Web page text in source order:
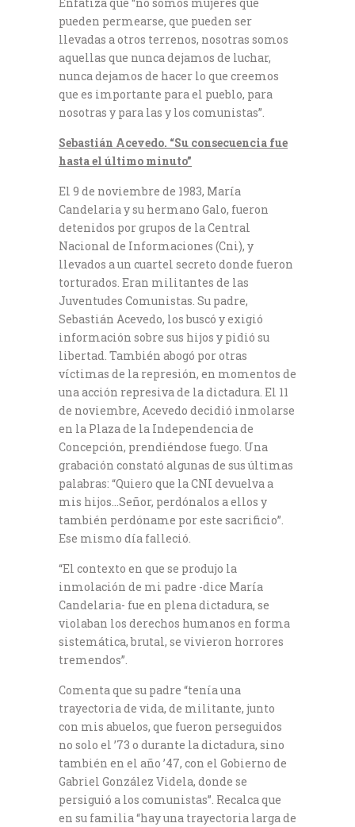
pueden permearse, que pueden ser
llevadas a otros terrenos, nosotras somos
aquellas que nunca dejamos de luchar,
nunca dejamos de hacer lo que creemos
que es importante para el pueblo, para
nosotras y para las y los comunistas”.
Sebastián Acevedo. “Su consecuencia fue
hasta el último minuto”
El 9 de noviembre de 1983, María
Candelaria y su hermano Galo, fueron
detenidos por grupos de la Central
Nacional de Informaciones (Cni), y
llevados a un cuartel secreto donde fueron
torturados. Eran militantes de las
Juventudes Comunistas. Su padre,
Sebastián Acevedo, los buscó y exigió
información sobre sus hijos y pidió su
libertad. También abogó por otras
víctimas de la represión, en momentos de
una acción represiva de la dictadura. El 11
de noviembre, Acevedo decidió inmolarse
en la Plaza de la Independencia de
Concepción, prendiéndose fuego. Una
grabación constató algunas de sus últimas
palabras: “Quiero que la CNI devuelva a
mis hijos…Señor, perdónalos a ellos y
también perdóname por este sacrificio”.
Ese mismo día falleció.
“El contexto en que se produjo la
inmolación de mi padre -dice María
Candelaria- fue en plena dictadura, se
violaban los derechos humanos en forma
sistemática, brutal, se vivieron horrores
tremendos”.
Comenta que su padre “tenía una
trayectoria de vida, de militante, junto
con mis abuelos, que fueron perseguidos
no solo el ’73 o durante la dictadura, sino
también en el año ’47, con el Gobierno de
Gabriel González Videla, donde se
persiguió a los comunistas”. Recalca que
en su familia “hay una trayectoria larga de